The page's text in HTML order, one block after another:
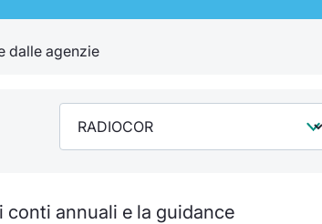
dalle agenzie
conti annuali e la guidance